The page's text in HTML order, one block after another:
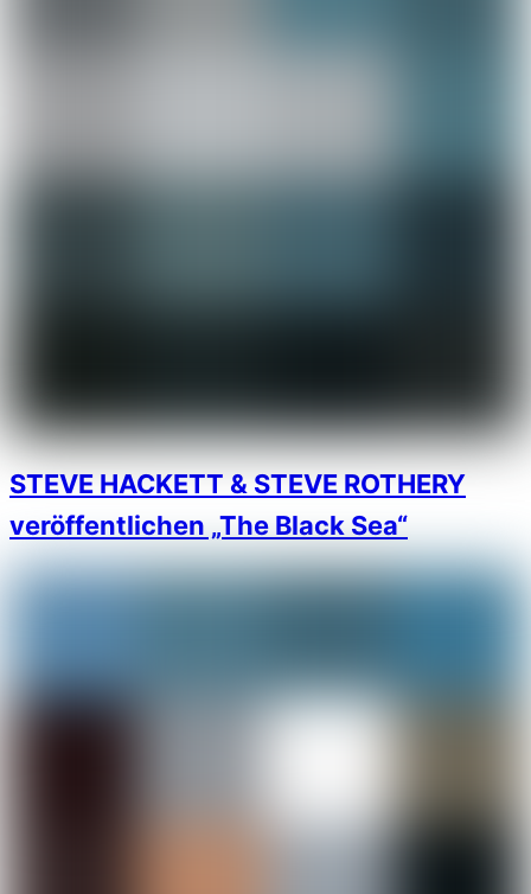
STEVE HACKETT & STEVE ROTHERY
veröffentlichen „The Black Sea“